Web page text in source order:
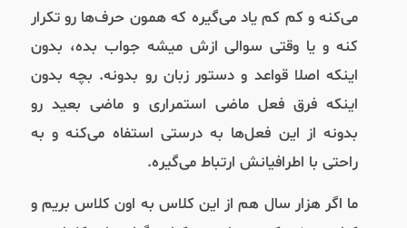
می‌کنه و کم کم یاد می‌گیره که همون حرف‌ها رو تکرار
کنه و یا وقتی سوالی ازش میشه جواب بده، بدون
اینکه اصلا قواعد و دستور زبان رو بدونه. بچه بدون
اینکه فرق فعل ماضی استمراری و ماضی بعید رو
بدونه از این فعل‌ها به درستی استفاه می‌کنه و به
راحتی با اطرافیانش ارتباط می‌گیره.
ما اگر هزار سال هم از این کلاس به اون کلاس بریم و